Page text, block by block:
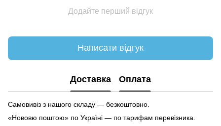
Додайте перший відгук
Написати відгук
Доставка Оплата
Самовивіз з нашого складу — безкоштовно.
«Нововю поштою» по Україні — по тарифам перевізника.